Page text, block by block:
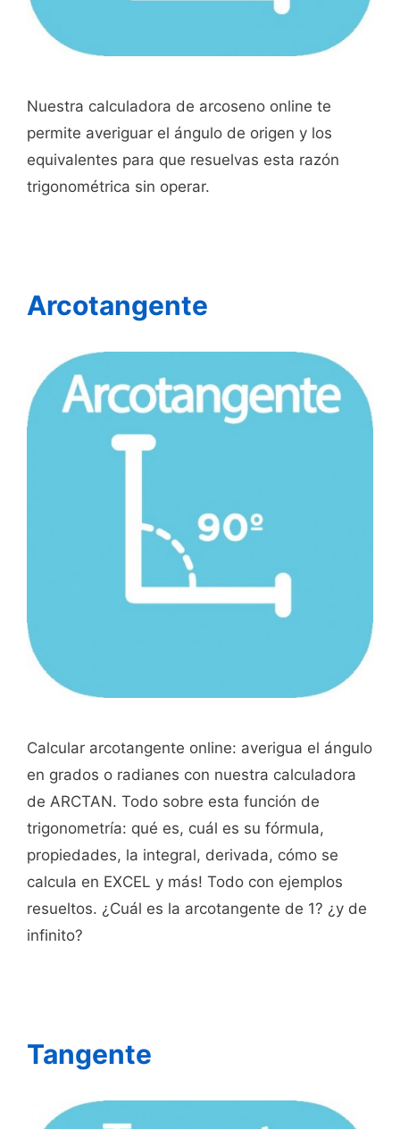
Nuestra calculadora de arcoseno online te
permite averiguar el ángulo de origen y los
equivalentes para que resuelvas esta razón
trigonométrica sin operar.
Arcotangente
Calcular arcotangente online: averigua el ángulo
en grados o radianes con nuestra calculadora
de ARCTAN. Todo sobre esta función de
trigonometría: qué es, cuál es su fórmula,
propiedades, la integral, derivada, cómo se
calcula en EXCEL y más! Todo con ejemplos
resueltos. ¿Cuál es la arcotangente de 1? ¿y de
infinito?
Tangente